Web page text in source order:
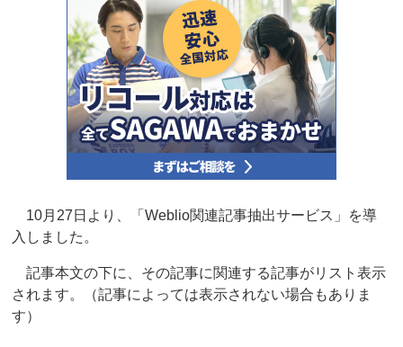
10月27日より、「Weblio関連記事抽出サービス」を導
入しました。
記事本文の下に、その記事に関連する記事がリスト表示
されます。（記事によっては表示されない場合もありま
す）